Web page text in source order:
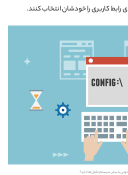
کاربری را خودشان انتخاب کنند.